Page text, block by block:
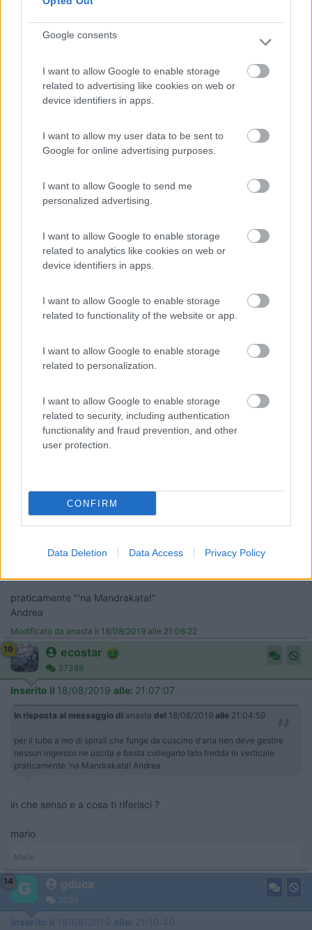
Google consents
I want to allow Google to enable storage
related to advertising like cookies on web or
device identifiers in apps.
I want to allow my user data to be sent to
Google for online advertising purposes.
I want to allow Google to send me
personalized advertising.
I want to allow Google to enable storage
related to analytics like cookies on web or
device identifiers in apps.
I want to allow Google to enable storage
related to functionality of the website or app.
I want to allow Google to enable storage
related to personalization.
I want to allow Google to enable storage
related to security, including authentication
functionality and fraud prevention, and other
user protection.
CONFIRM
Data Deletion Data Access Privacy Policy
gestire nessun ingresso ne uscita e basta collegarlo lato fredda
in verticale , l'aria atmosferica che giocoforza ci sarà nel tubo
quella non uscirà mai e servirà appunto come piccolo cuscino ,
parte bassa ci sara acqua e in quella superiore solo aria e
quellla pur poca aria per un mini impianto di un normale
autocaravan è sufficiente e la pompa con basso prelievo
ringrazia , praticamente sarebbe ne più ne meno come un
2461
Inserito il18/08/2019 alle:21:04:59
In risposta al messaggio di
la gola al ber e ritornare per le pulsazioni causa filtro sporco che lascia
...
gestire nessun ingresso ne uscita e basta collegarlo lato fredda
praticamente "'na Mandrakata!"
Andrea
Modificato da anasta il 18/08/2019 alle 21:06:22
19
ecostar
37388
Inserito il 18/08/2019 alle: 21:07:07
In risposta al messaggio di anasta del 18/08/2019 alle 21:04:59
per il tubo a mo di spirali che funge da cuscino d'aria nen deve gestire
nessun ingresso ne uscita e basta collegarlo lato fredda in verticale
praticamente 'na Mandrakata! Andrea
in che senso e a cosa ti riferisci ?
mario
Mario
14 gduca
2093
Inserito il 18/08/2019 alle: 21:10:40